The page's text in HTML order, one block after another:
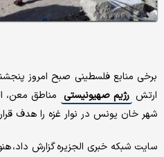
برخی منابع فلسطینی صبح امروز
ارتش رژیم صهیونیستی مناطق معن،
شهر خان یونس در نوار غزه را هدف
سایت شبکه خبری الجزیره گزارش داد،